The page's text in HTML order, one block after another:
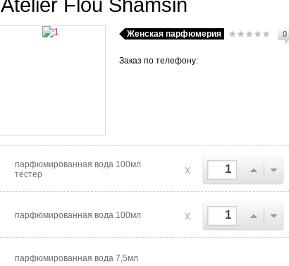
Atelier Flou Shamsin
Женская парфюмерия 0
Заказ по телефону:
парфюмированная вода 100мл
тестер
x
парфюмированная вода 100мл x
парфюмированная вода 7,5мл